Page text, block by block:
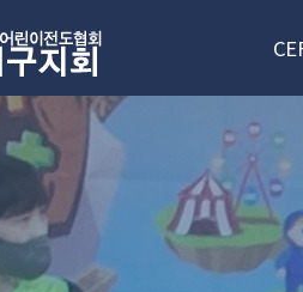
대
신
한